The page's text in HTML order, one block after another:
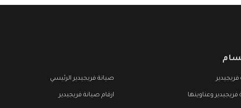
صيانة فريجيدير الرئيسي
فريجيدير وعناوينها ارقام صيانة فريجيدير